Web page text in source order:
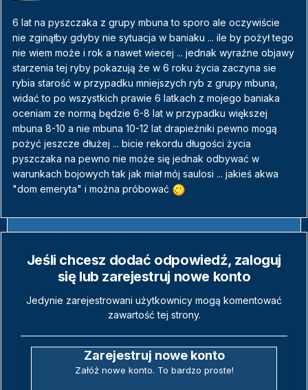
6 lat na pyszczaka z grupy mbuna to sporo ale oczywiście
nie zginąłby gdyby nie sytuacja w baniaku ... ile by pożył tego
nie wiem może i rok a nawet wiecej ... jednak wyraźne objawy
starzenia tej ryby pokazują że w 6 roku życia zaczyna sie
rybia starość w przypadku mniejszych ryb z grupy mbuna,
widać to po wszystkich prawie 6 latkach z mojego baniaka
oceniam ze normą będzie 6-8 lat w przypadku większej
mbuna 8-10 a nie mbuna 10-12 lat drapieżniki pewno mogą
pożyć jeszcze dłużej ... bicie rekordu długości życia
pyszczaka na pewno nie może się jednak odbywać w
warunkach bojowych tak jak miał mój saulosi ... jakieś akwa
"dom emeryta" i można próbować
Jeśli chcesz dodać odpowiedź, zaloguj
się lub zarejestruj nowe konto
Jedynie zarejestrowani użytkownicy mogą komentować
zawartość tej strony.
Zarejestruj nowe konto
Załóż nowe konto. To bardzo proste!